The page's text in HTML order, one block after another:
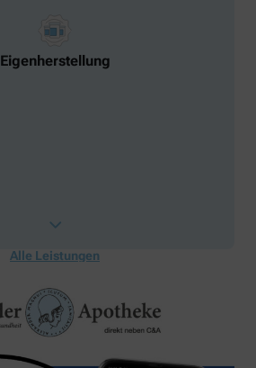
Eigenherstellung
Alle Leistungen